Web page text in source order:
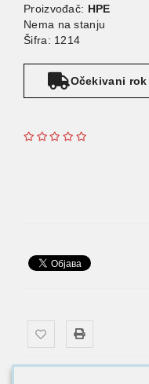
Proizvođač: HPE
Nema na stanju
Šifra: 1214
Očekivani